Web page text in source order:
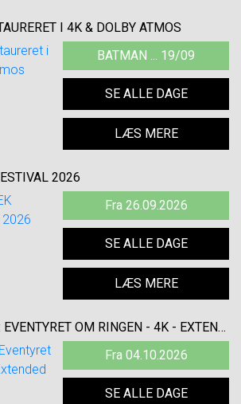
I 4K & DOLBY ATMOS
BATMAN ... 19/09
SE ALLE DAGE
LÆS MERE
2026
Fra 26.09.2026
SE ALLE DAGE
LÆS MERE
RINGENES HERRE: EVENTYRET OM RINGEN - 4K - EXTENDED
Fra 04.10.2026
SE ALLE DAGE